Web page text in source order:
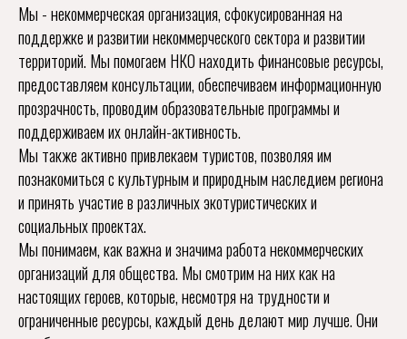
Мы - некоммерческая организация, сфокусированная на
поддержке и развитии некоммерческого сектора и развитии
территорий. Мы помогаем НКО находить финансовые ресурсы,
предоставляем консультации, обеспечиваем информационную
прозрачность, проводим образовательные программы и
поддерживаем их онлайн-активность.
Мы также активно привлекаем туристов, позволяя им
познакомиться с культурным и природным наследием региона
и принять участие в различных экотуристических и
социальных проектах.
Мы понимаем, как важна и значима работа некоммерческих
организаций для общества. Мы смотрим на них как на
настоящих героев, которые, несмотря на трудности и
ограниченные ресурсы, каждый день делают мир лучше. Они